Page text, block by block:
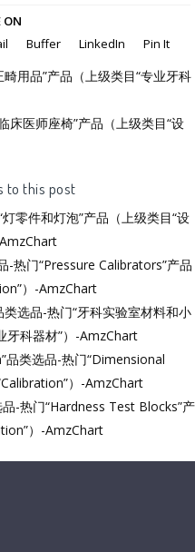
ON
Buffer LinkedIn Pin It
用品”产品（上级类目“ 专业牙科
床医师座椅”产品（上级类目“设
to this post
零件和灯泡”产品（上级类目“设
-热门“Pressure Calibrators”产品
）-AmzChart
选品-热门“牙科实验室材料和小
牙科器材”）-AmzChart
品类选品-热门“Dimensional
）-AmzChart
-热门“Hardness Test Blocks”产
）-AmzChart